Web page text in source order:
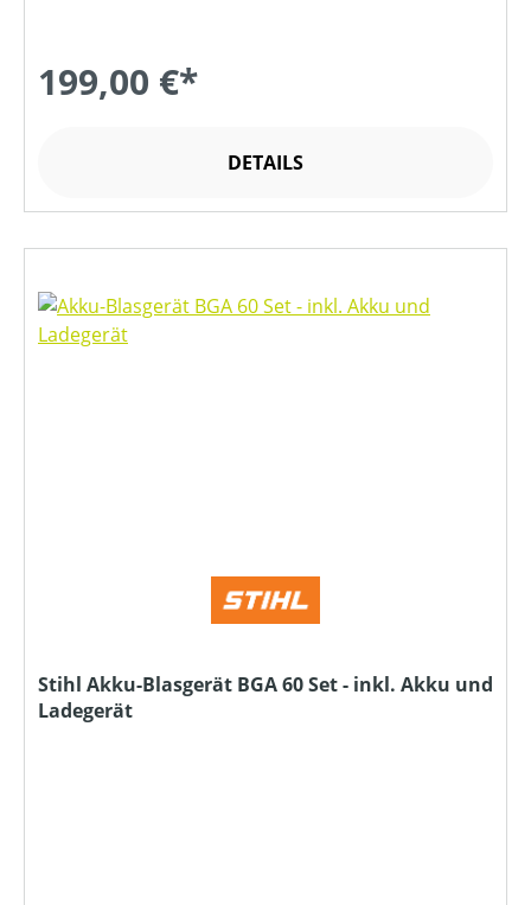
199,00 €*
DETAILS
Stihl Akku-Blasgerät BGA 60 Set - inkl. Akku und
Ladegerät